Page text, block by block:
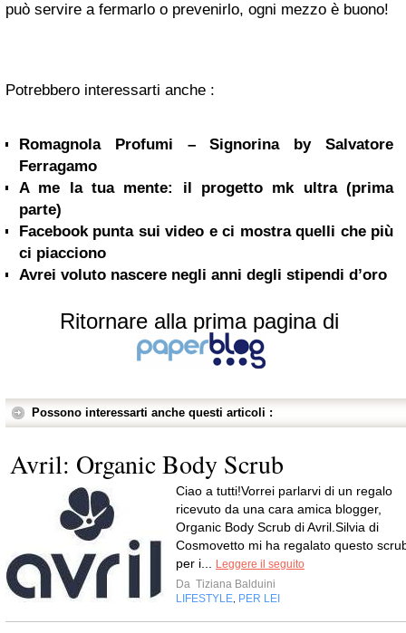
può servire a fermarlo o prevenirlo, ogni mezzo è buono!
Potrebbero interessarti anche :
Romagnola Profumi – Signorina by Salvatore
Ferragamo
A me la tua mente: il progetto mk ultra (prima
parte)
Facebook punta sui video e ci mostra quelli che più
ci piacciono
Avrei voluto nascere negli anni degli stipendi d’oro
Ritornare alla prima pagina di
Possono interessarti anche questi articoli :
Avril: Organic Body Scrub
Ciao a tutti!Vorrei parlarvi di un regalo
ricevuto da una cara amica blogger,
Organic Body Scrub di Avril.Silvia di
Cosmovetto mi ha regalato questo
per i...
Leggere il seguito
Da Tiziana Balduini
LIFESTYLE PER LEI